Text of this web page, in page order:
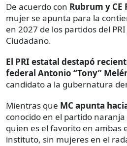
De acuerdo con Rubrum y CE
mujer se apunta para la
en 2027 de los partidos del
Ciudadano.
El PRI estatal destapó
federal Antonio “Tony”
candidato a la gubernatura
Mientras que MC apunta
conocido en el partido naranja
quien es el favorito en ambas
instituto, sin mujeres en el